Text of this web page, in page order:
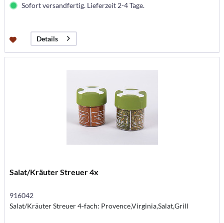
Sofort versandfertig. Lieferzeit 2-4 Tage.
Details
Salat/Kräuter Streuer 4x
916042
Salat/Kräuter Streuer 4-fach: Provence,Virginia,Salat,Grill